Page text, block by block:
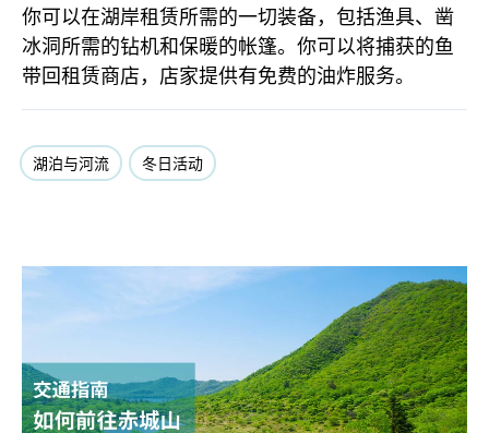
你可以在湖岸租赁所需的一切装备，包括渔具、凿
冰洞所需的钻机和保暖的帐篷。你可以将捕获的鱼
带回租赁商店，店家提供有免费的油炸服务。
湖泊与河流 冬日活动